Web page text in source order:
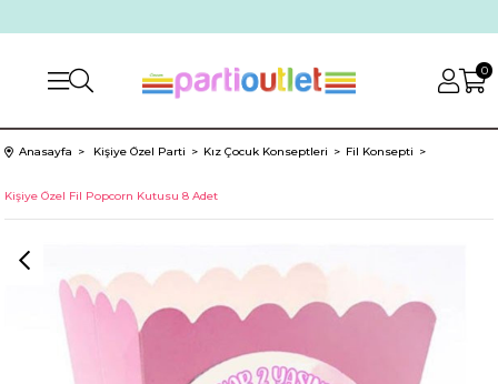
0
Anasayfa Kişiye Özel Parti Kız Çocuk Konseptleri Fil Konsepti
Kişiye Özel Fil Popcorn Kutusu 8 Adet